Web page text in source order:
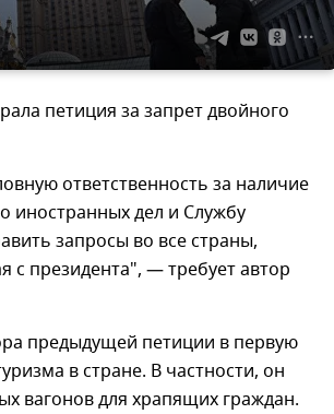
петиция за запрет двойного
ответственность за наличие
иностранных дел и Службу
запросы во все страны,
с президента", — требует автор
предыдущей петиции в первую
в стране. В частности, он
вагонов для храпящих граждан.